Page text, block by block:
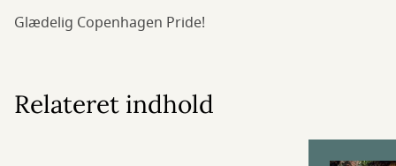
Glædelig Copenhagen Pride!
Relateret indhold